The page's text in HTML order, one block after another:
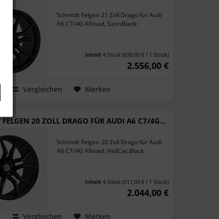
Schmidt Felgen 21 Zoll Drago für Audi
A6 C7/4G Allroad, SatinBlack.
Inhalt 4 Stück (639,00 € / 1 Stück)
2.556,00 €
Vergleichen Merken
20 ZOLL DRAGO FÜR AUDI A6 C7/4G...
Schmidt Felgen 20 Zoll Drago für Audi
A6 C7/4G Allroad, HellCat Black.
Inhalt 4 Stück (511,00 € / 1 Stück)
2.044,00 €
Vergleichen Merken